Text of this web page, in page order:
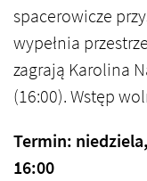
spacerowicze
wypełnia
zagrają Karolina
(16:00). Wstęp
Termin:
16:00